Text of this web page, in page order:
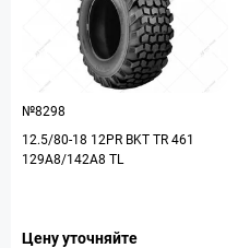
№8298
12.5/80-18 12PR BKT TR 461
129A8/142A8 TL
Цену уточняйте